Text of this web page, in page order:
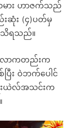
မား ဟာဇက်သည်
းဆုံး (၄)ပတ်မှ
သိရသည်။
လာကတည်းက
ပြီး ဝဲဘက်ပေါင်
ရီးယဲလ်အသင်းက